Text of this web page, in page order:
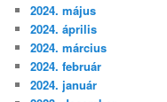
2024. május
2024. április
2024. március
2024. február
2024. január